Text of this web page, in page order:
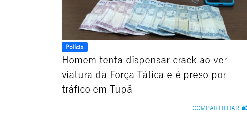
Polícia
Homem tenta dispensar crack ao ver
viatura da Força Tática e é preso por
tráfico em Tupã
COMPARTILHAR